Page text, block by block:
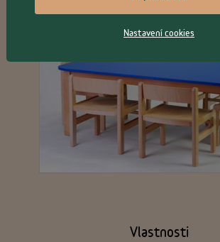
Vlastnosti
Nastavení cookies